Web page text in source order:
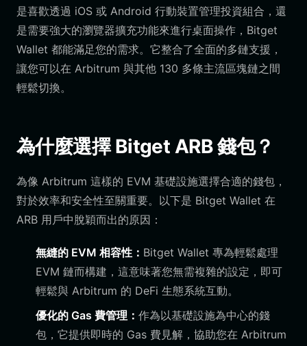
是喜歡透過 iOS 或 Android 行動裝置管理投資組合，還
是需要強大的瀏覽器擴充功能來進行桌面操作，Bitget
Wallet 都能滿足您的需求。它整合了全面的多鏈支援，
讓您可以在 Arbitrum 與其他 130 多條主流區塊鏈之間
輕鬆切換。
為什麼選擇 Bitget ARB 錢包？
為像 Arbitrum 這樣的 EVM 基礎設施選擇合適的錢包，
對於效率和安全性至關重要。以下是 Bitget Wallet 在
ARB 用戶中脫穎而出的原因：
無縫的 EVM 相容性： Bitget Wallet 專為輕鬆處理
EVM 鏈而構建，這意味著您無需複雜的設定，即可
輕鬆與 Arbitrum 的 DeFi 生態系統互動。
優化的 Gas 費管理： 作為以基礎設施為中心的錢
包，它提供即時的 Gas 費見解，協助您在 Arbitrum